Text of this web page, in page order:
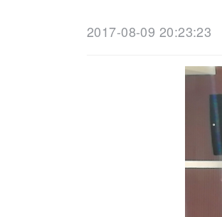
2017-08-09 20:23:23